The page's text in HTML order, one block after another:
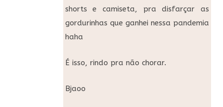
shorts e camiseta, pra disfarçar as
gordurinhas que ganhei nessa pandemia
haha
É isso, rindo pra não chorar.
Bjaoo